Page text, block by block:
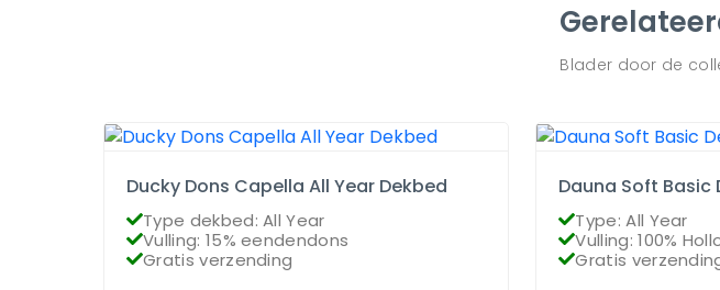
Blader door de
Ducky Dons Capella All Year Dekbed
Type dekbed: All Year
Vulling: 15% eendendons
Gratis verzending
Dauna Soft Basic
Type: All Year
Vulling: 100%
Gratis